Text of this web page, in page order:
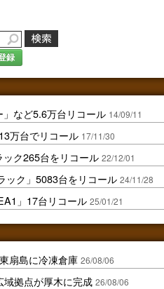
録
など5.6万台リコール 14/09/11
万台でリコール 17/11/30
ク265台をリコール 22/12/01
ック」5083台をリコール 24/11/28
」17台リコール 25/01/21
扇島に冷凍倉庫 26/08/06
域拠点が厚木に完成 26/08/06